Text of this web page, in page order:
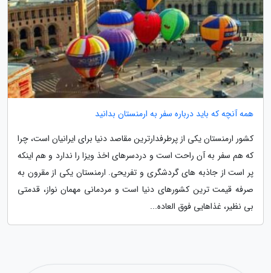
همه آنچه که باید درباره سفر به ارمنستان بدانید
کشور ارمنستان یکی از پرطرفدارترین مقاصد دنیا برای ایرانیان است، چرا
که هم سفر به آن راحت است و دردسرهای اخذ ویزا را ندارد و هم اینکه
پر است از جاذبه های گردشگری و تفریحی. ارمنستان یکی از مقرون به
صرفه قیمت ترین کشورهای دنیا است و مردمانی مهمان نواز، قدمتی
بی نظیر، غذاهایی فوق العاده...